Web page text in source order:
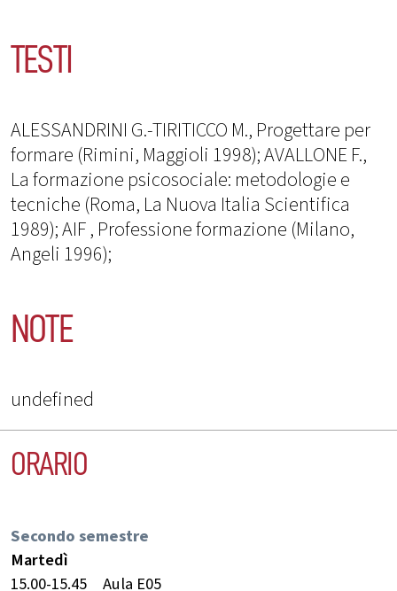
TESTI
ALESSANDRINI G.-TIRITICCO M., Progettare per
formare (Rimini, Maggioli 1998); AVALLONE F.,
La formazione psicosociale: metodologie e
tecniche (Roma, La Nuova Italia Scientifica
1989); AIF , Professione formazione (Milano,
Angeli 1996);
NOTE
undefined
ORARIO
Secondo semestre
Martedì
15.00-15.45
Aula E05